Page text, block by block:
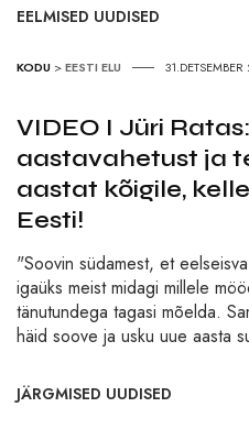
EELMISED UUDISED
KODU >EESTI ELU
VIDEO I Jüri
aastavahetust ja
aastat kõigile,
Eesti!
"Soovin südamest, et
igaüks meist midagi millele
tänutundega tagasi mõelda.
häid soove ja usku uue aasta
JÄRGMISED UUDISED